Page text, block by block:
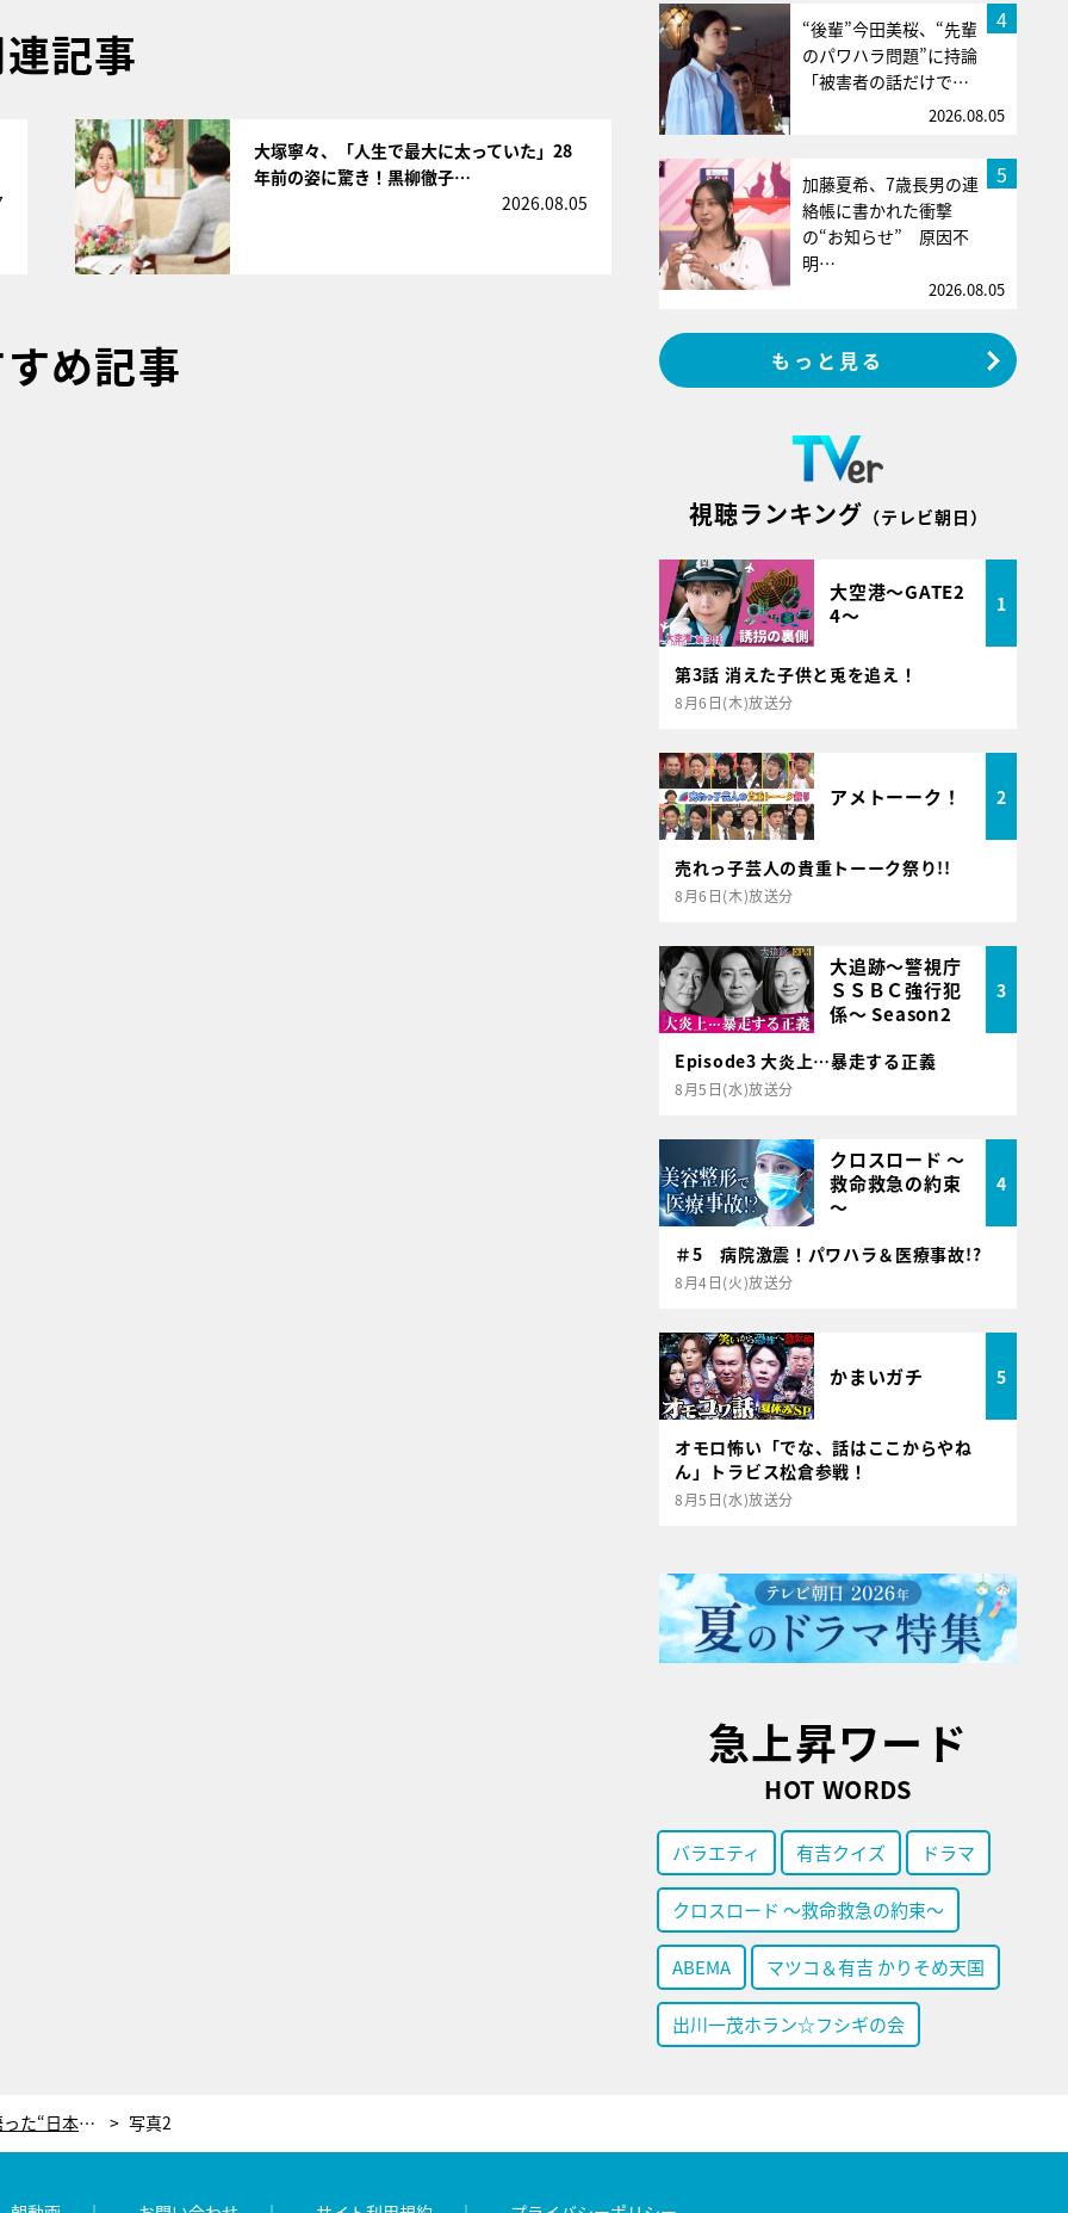
記事
大塚寧々、「人生で最大に太っていた」28
年前の姿に驚き！黒柳徹子…
2026.08.05
め記事
4
“後輩”今田美桜、“先輩
のパワハラ問題”に持論
「被害者の話だけで…
2026.08.05
5
加藤夏希、7歳長男の連
絡帳に書かれた衝撃
の“お知らせ” 原因不
明…
2026.08.05
もっと見る
視聴ランキング （テレビ朝日）
大空港～GATE2
4～
1
第3話 消えた子供と兎を追え！
8月6日(木)放送分
アメトーーク！ 2
売れっ子芸人の貴重トーーク祭り!!
8月6日(木)放送分
大追跡～警視庁
ＳＳＢＣ強行犯
係～ Season2
3
Episode3 大炎上…暴走する正義
8月5日(水)放送分
クロスロード ～
救命救急の約束
～
4
＃5 病院激震！パワハラ＆医療事故!?
8月4日(火)放送分
かまいガチ 5
オモロ怖い「でな、話はここからやね
ん」トラビス松倉参戦！
8月5日(水)放送分
急上昇ワード
HOT WORDS
バラエティ 有吉クイズ ドラマ
クロスロード ～救命救急の約束～
ABEMA マツコ＆有吉 かりそめ天国
出川一茂ホラン☆フシギの会
ジャン・レノ、『徹子の部屋』で語った“日本が好きな理由”がセンス抜群！「例えて言うなら…」 写真2